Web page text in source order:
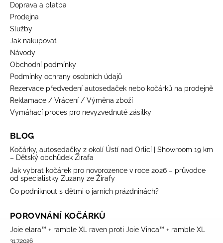
Doprava a platba
Prodejna
Služby
Jak nakupovat
Návody
Obchodní podmínky
Podmínky ochrany osobních údajů
Rezervace předvedení autosedaček nebo kočárků na prodejně
Reklamace / Vrácení / Výměna zboží
Vymáhací proces pro nevyzvednuté zásilky
BLOG
Kočárky, autosedačky z okolí Ústí nad Orlicí | Showroom 19 km
– Dětský obchůdek Žirafa
Jak vybrat kočárek pro novorozence v roce 2026 – průvodce
od specialistky Zuzany ze Žirafy
Co podniknout s dětmi o jarních prázdninách?
POROVNÁNÍ KOČÁRKŮ
Joie elara™ + ramble XL raven proti Joie Vinca™ + ramble XL
31.7.2026